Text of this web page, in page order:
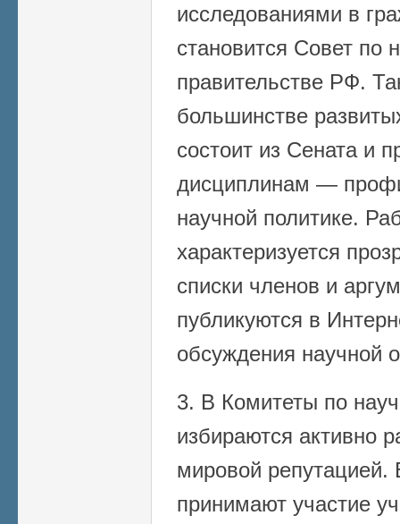
исследованиями в
становится Совет по
правительстве РФ.
большинстве
состоит из Сената и
дисциплинам —
научной политике.
характеризуется
списки членов и
публикуются в
обсуждения научной
3. В Комитеты по
избираются активно
мировой репутацией.
принимают участие